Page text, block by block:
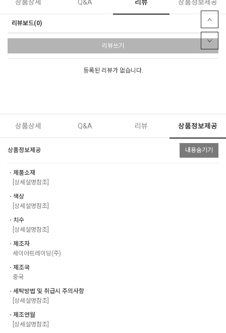
리뷰보드(0)
리뷰쓰기
등록된 리뷰가 없습니다.
상품상세 Q&A 리뷰 상품정보제공
상품정보제공 내용숨기기
ㆍ제품소재
[상세설명참조]
ㆍ색상
[상세설명참조]
ㆍ치수
[상세설명참조]
ㆍ제조자
세이야트레이딩(주)
ㆍ제조국
중국
ㆍ세탁방법 및 취급시 주의사항
[상세설명참조]
ㆍ제조연월
[상세설명참조]